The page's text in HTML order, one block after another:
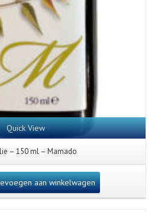
Quick View
– 150 ml – Mamado
aan winkelwagen